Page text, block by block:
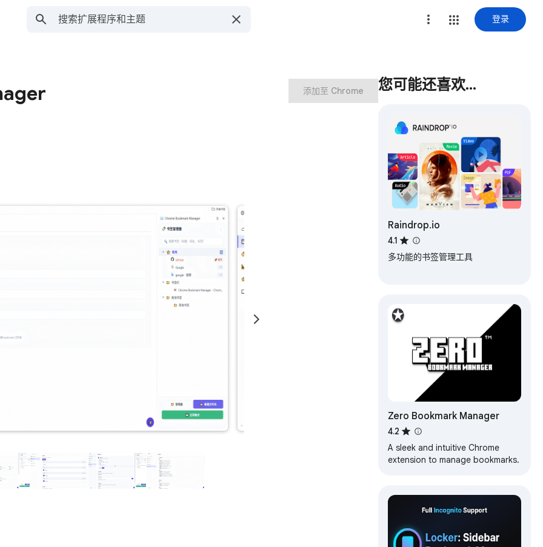
登录
添加至 Chrome 您可能还喜欢…
Raindrop.io
4.1
多功能的书签管理工具
Zero Bookmark Manager
4.2
A sleek and intuitive Chrome
extension to manage bookmarks.